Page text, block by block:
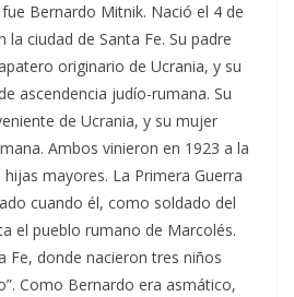
Bernardo Mitnik. Nació el 4 de
la ciudad de Santa Fe. Su padre
originario de Ucrania, y su
ascendencia judío-rumana. Su
de Ucrania, y su mujer
Ambos vinieron en 1923 a la
mayores. La Primera Guerra
cuando él, como soldado del
el pueblo rumano de Marcolés.
Fe, donde nacieron tres niños
Como Bernardo era asmático,